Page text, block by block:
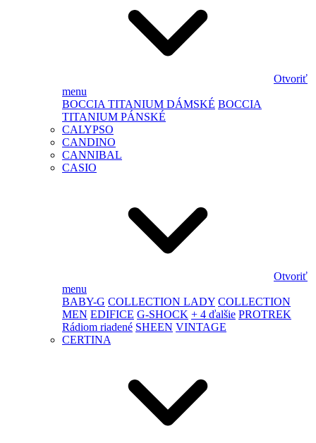
Otvoriť
menu
BOCCIA TITANIUM DÁMSKÉ BOCCIA
TITANIUM PÁNSKÉ
CALYPSO
CANDINO
CANNIBAL
CASIO
Otvoriť
menu
BABY-G COLLECTION LADY COLLECTION
MEN EDIFICE G-SHOCK + 4 ďalšie PROTREK
Rádiom riadené SHEEN VINTAGE
CERTINA